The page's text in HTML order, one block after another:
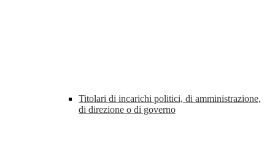
Titolari di incarichi politici, di amministrazione,
di direzione o di governo